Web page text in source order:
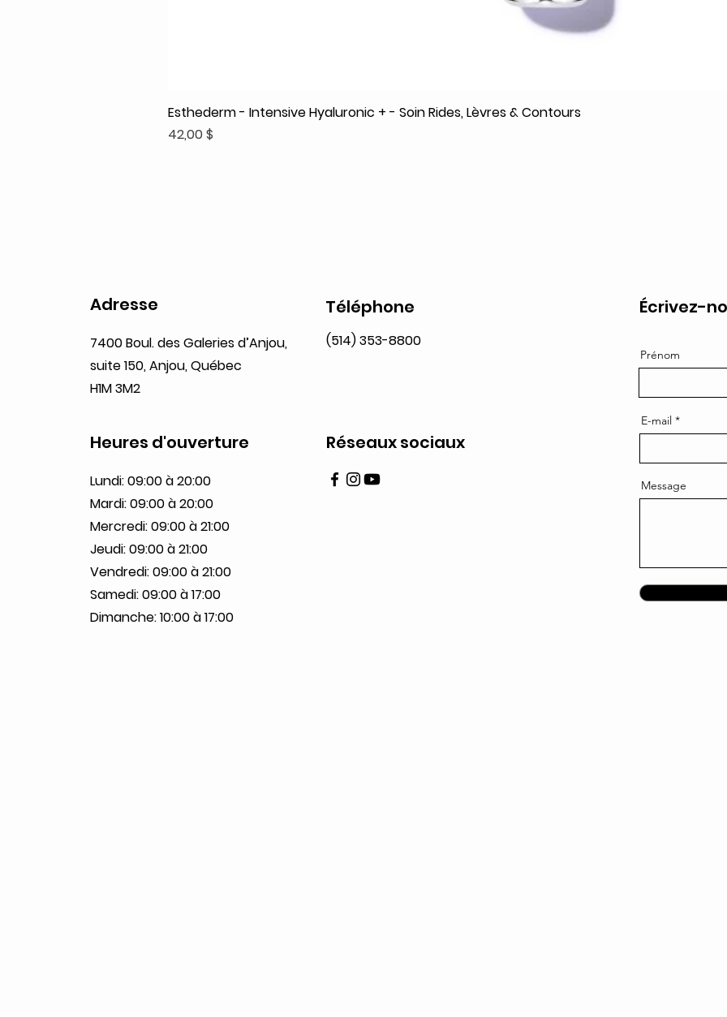
Aperçu rapide
Esthederm - Intensive Hyaluronic + - Soin Rides, Lèvres & Contours
Prix
42,00 $
Adresse
7400 Boul. des Galeries d’Anjou,
suite 150, Anjou, Québec
H1M 3M2
Téléphone
(514) 353-8800
Heures d'ouverture
Lundi: 09:00 à 20:00
Mardi: 09:00 à 20:00
Mercredi: 09:00 à 21:00
Jeudi: 09:00 à 21:00
Vendredi: 09:00 à 21:00
Samedi: 09:00 à 17:00
Dimanche: 10:00 à 17:00
Réseaux sociaux
Écrivez-
Prénom
E-mail
Message